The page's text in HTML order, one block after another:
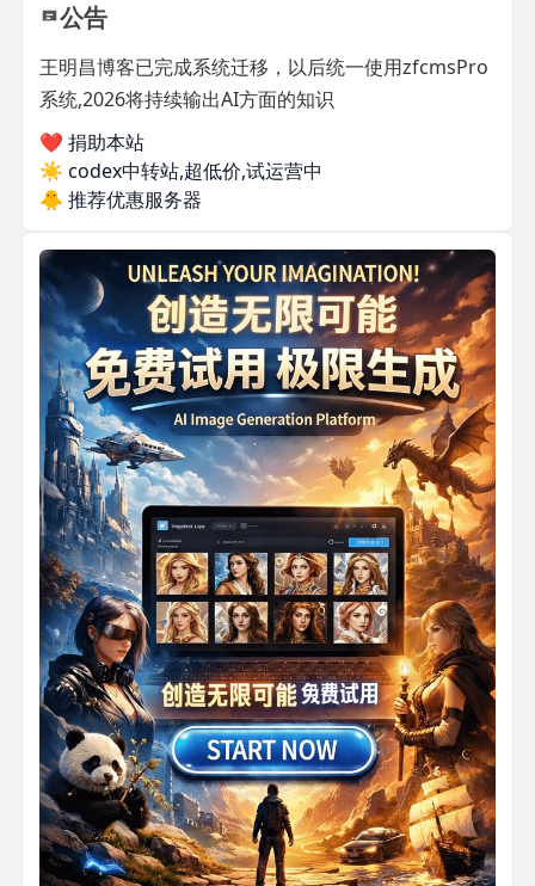
公告
王明昌博客已完成系统迁移，以后统一使用zfcmsPro
系统,2026将持续输出AI方面的知识
❤️ 捐助本站
☀️ codex中转站,超低价,试运营中
🐥 推荐优惠服务器